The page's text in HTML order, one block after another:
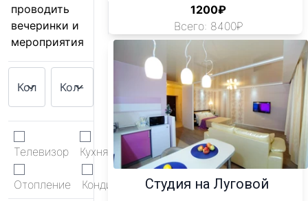
проводить
вечеринки и
мероприятия
Телевизор Кухня WiFi
Отопление Кондиционер
1200₽
Всего: 8400₽
Студия на Луговой